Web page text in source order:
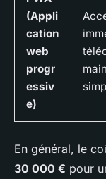
(Appli
cation
web
progr
essiv
e)
En général, le
30 000 € pour